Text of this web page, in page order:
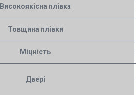
Високоякісна плівка
Товщина плівки
Міцність
Двері